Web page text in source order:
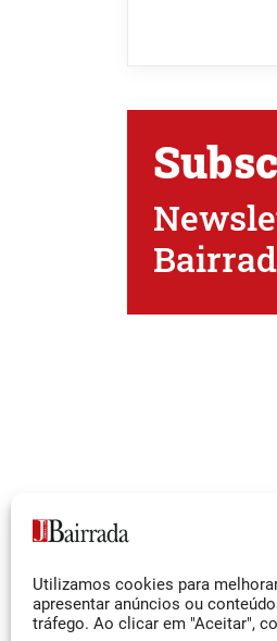
Utilizamos cookies para
apresentar anúncios ou
tráfego. Ao clicar em "Aceitar",